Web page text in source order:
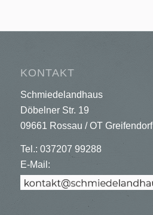
KONTAKT
Schmiedelandhaus
Döbelner Str. 19
09661 Rossau / OT Greifendorf
Tel.: 037207 99288
E-Mail: